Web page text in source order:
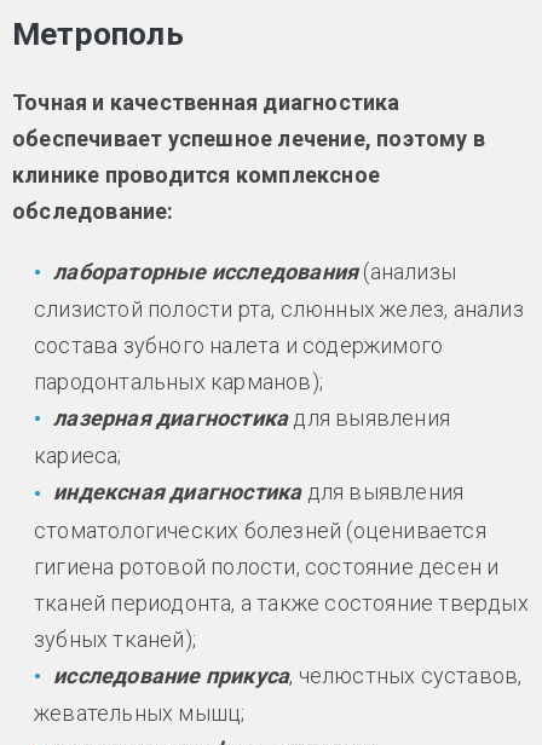
Метрополь
Точная и качественная диагностика
обеспечивает успешное лечение, поэтому в
клинике проводится комплексное
обследование:
лабораторные исследования(анализы
слизистой полости рта, слюнных желез, анализ
состава зубного налета и содержимого
пародонтальных карманов);
лазерная диагностикадля выявления
кариеса;
индексная диагностикадля выявления
стоматологических болезней (оценивается
гигиена ротовой полости, состояние десен и
тканей периодонта, а также состояние твердых
зубных тканей);
исследование прикуса, челюстных суставов,
жевательных мышц;